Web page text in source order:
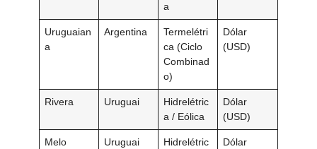
a
Uruguaian
a
Argentina
Termelétri
ca (Ciclo
Combinad
o)
Dólar
(USD)
Rivera Uruguai
Hidrelétric
a / Eólica
Dólar
(USD)
Melo Uruguai
Hidrelétric
Dólar